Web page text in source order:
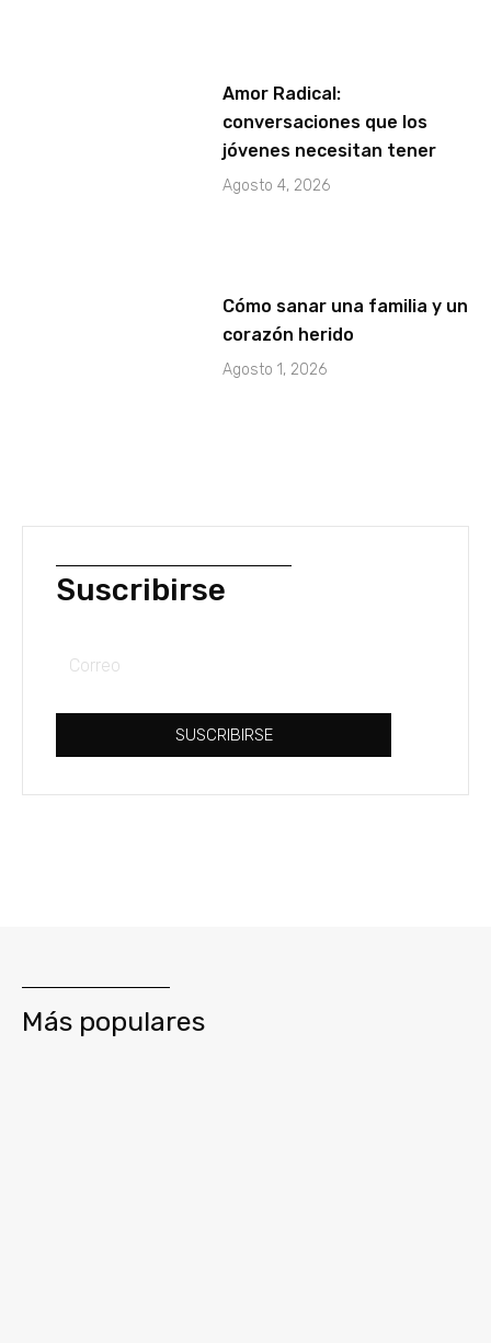
Amor Radical:
conversaciones que los
jóvenes necesitan tener
Agosto 4, 2026
Cómo sanar una familia y un
corazón herido
Agosto 1, 2026
Suscribirse
SUSCRIBIRSE
Más populares